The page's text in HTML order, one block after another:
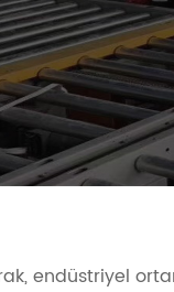
endüstriyel